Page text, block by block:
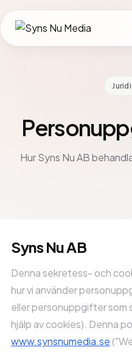
Hur Syns Nu AB
Syns Nu AB
Denna sekretess- och
hur vi använder
eller personuppgifter som
hjälp av cookies). Denna
www.synsnumedia.se